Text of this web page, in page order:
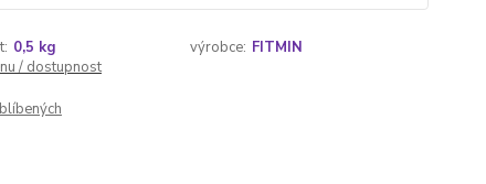
0,5 kg výrobce: FITMIN
/ dostupnost